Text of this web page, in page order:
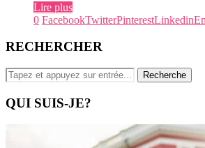
Lire plus
0 FacebookTwitterPinterestLinkedin
RECHERCHER
QUI SUIS-JE?